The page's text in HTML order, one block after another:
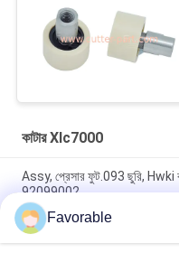
কাটার Xlc7000
Assy, প্রেসার ফুট.093 ছুরি, Hwki
92099002
90565000 বেল্ট ক্ল্যাম্প ক্যাপ
উপযুক্ত
Favorable